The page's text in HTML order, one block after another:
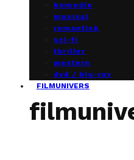
komedie
musical
romantisk
sci-fi
thriller
western
dvd / blu-ray
FILMUNIVERS